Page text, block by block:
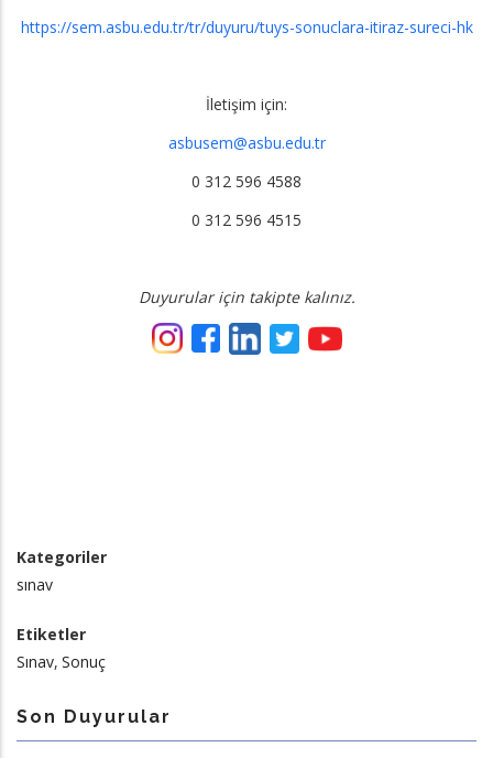
https://sem.asbu.edu.tr/tr/duyuru/tuys-sonuclara-itiraz-sureci-hk
İletişim için:
asbusem@asbu.edu.tr
0 312 596 4588
0 312 596 4515
Duyurular için takipte kalınız.
Kategoriler
sınav
Etiketler
Sınav Sonuç
Son Duyurular